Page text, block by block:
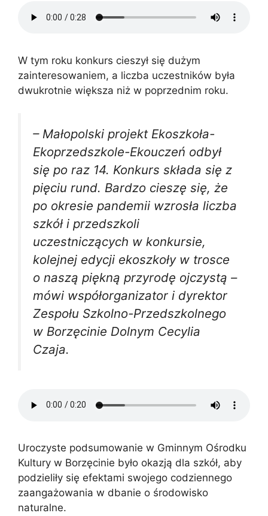
W tym roku konkurs cieszył się dużym
zainteresowaniem, a liczba uczestników była
dwukrotnie większa niż w poprzednim roku.
– Małopolski projekt Ekoszkoła-
Ekoprzedszkole-Ekouczeń odbył
się po raz 14. Konkurs składa się z
pięciu rund. Bardzo cieszę się, że
po okresie pandemii wzrosła liczba
szkół i przedszkoli
uczestniczących w konkursie,
kolejnej edycji ekoszkoły w trosce
o naszą piękną przyrodę ojczystą –
mówi współorganizator i dyrektor
Zespołu Szkolno-Przedszkolnego
w Borzęcinie Dolnym Cecylia
Czaja.
Uroczyste podsumowanie w Gminnym Ośrodku
Kultury w Borzęcinie było okazją dla szkół, aby
podzieliły się efektami swojego codziennego
zaangażowania w dbanie o środowisko
naturalne.